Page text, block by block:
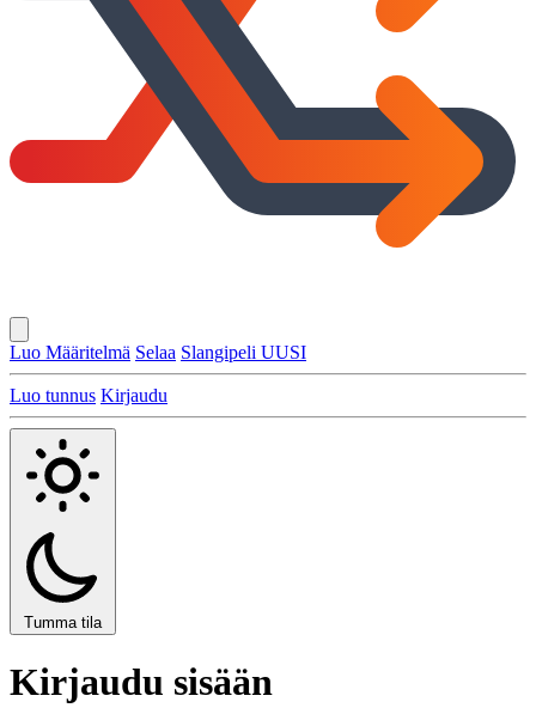
Luo Määritelmä Selaa Slangipeli UUSI
Luo tunnus Kirjaudu
Tumma tila
Kirjaudu sisään